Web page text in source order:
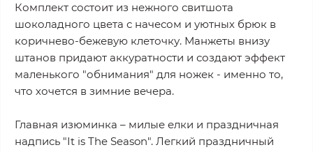
Комплект состоит из нежного свитшота
шоколадного цвета с начесом и уютных брюк в
коричнево-бежевую клеточку. Манжеты внизу
штанов придают аккуратности и создают эффект
маленького "обнимания" для ножек - именно то,
что хочется в зимние вечера.
Главная изюминка – милые елки и праздничная
надпись "It is The Season". Легкий праздничный